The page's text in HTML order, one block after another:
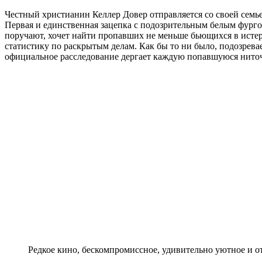
Честный христианин Келлер Довер отправляется со своей
Первая и единственная зацепка с подозрительным белым
поручают, хочет найти пропавших не меньше бьющихся в
статистику по раскрытым делам. Как бы то ни было,
официальное расследование дергает каждую попавшуюся
Редкое кино, бескомпромиссное, удивительно уютное и